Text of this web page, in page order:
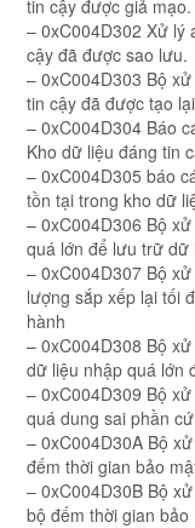
tin cậy được giả mạo.
– 0xC004D302 Xử lý
cậy đã được sao lưu.
– 0xC004D303 Bộ
tin cậy đã được tạo
– 0xC004D304 Báo
Kho dữ liệu đáng tin
– 0xC004D305 báo
tồn tại trong kho dữ
– 0xC004D306 Bộ
quá lớn để lưu trữ dữ
– 0xC004D307 Bộ
lượng sắp xếp lại tối
hành
– 0xC004D308 Bộ
dữ liệu nhập quá lớn
– 0xC004D309 Bộ
quá dung sai phần
– 0xC004D30A Bộ
đếm thời gian bảo
– 0xC004D30B Bộ
bộ đếm thời gian bảo